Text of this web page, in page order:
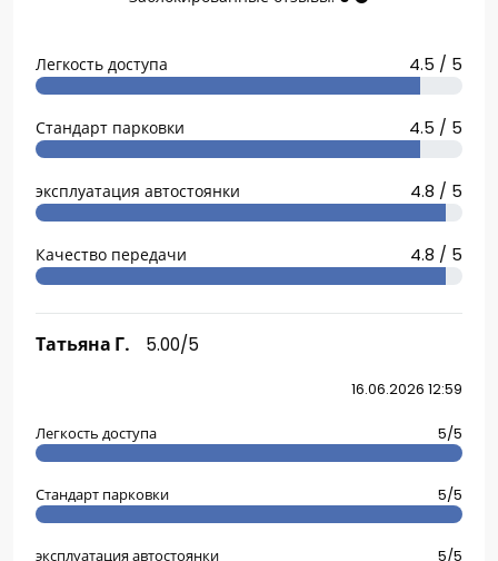
Легкость доступа 4.5 / 5
Стандарт парковки 4.5 / 5
эксплуатация автостоянки 4.8 / 5
Качество передачи 4.8 / 5
Татьяна Г. 5.00/5
16.06.2026 12:59
Легкость доступа 5/5
Стандарт парковки 5/5
эксплуатация автостоянки 5/5